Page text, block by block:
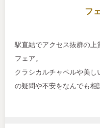
フ
駅直結でアクセス抜群の
フェア。
クラシカルチャペルや美
の疑問や不安をなんでも相